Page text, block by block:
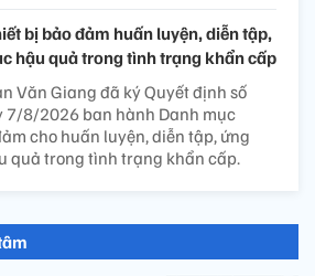
bị bảo đảm huấn luyện, diễn tập,
hậu quả trong tình trạng khẩn cấp
Văn Giang đã ký Quyết định số
7/8/2026 ban hành Danh mục
cho huấn luyện, diễn tập, ứng
quả trong tình trạng khẩn cấp.